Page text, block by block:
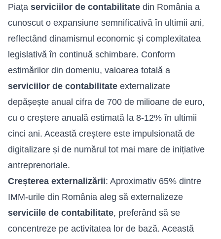
Piața serviciilor de contabilitate din România a
cunoscut o expansiune semnificativă în ultimii ani,
reflectând dinamismul economic și complexitatea
legislativă în continuă schimbare. Conform
estimărilor din domeniu, valoarea totală a
serviciilor de contabilitate externalizate
depășește anual cifra de 700 de milioane de euro,
cu o creștere anuală estimată la 8-12% în ultimii
cinci ani. Această creștere este impulsionată de
digitalizare și de numărul tot mai mare de inițiative
antreprenoriale.
Creșterea externalizării: Aproximativ 65% dintre
IMM-urile din România aleg să externalizeze
serviciile de contabilitate, preferând să se
concentreze pe activitatea lor de bază. Această